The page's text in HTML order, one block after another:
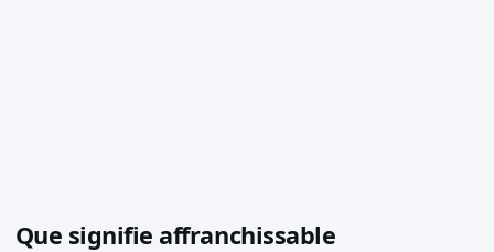
Que signifie affranchissable